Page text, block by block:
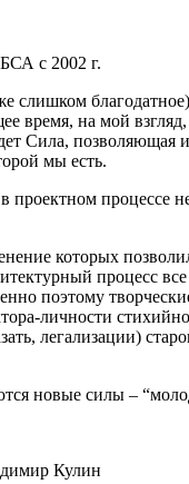
БСА с 2002 г.
слишком
время, на мой
Сила,
мы есть.
проектном процессе
которых
процесс
поэтому
личности
легализации)
новые силы –
Кулин